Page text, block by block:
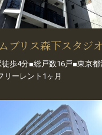
ブリス森下スタジオ
歩4分■総戸数16戸■東京
リーレント1ヶ月